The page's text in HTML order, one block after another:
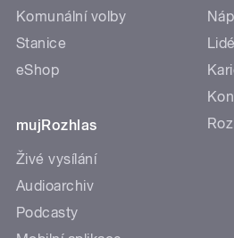
Komunální volby
Stanice
eShop
mujRozhlas
Živé vysílání
Audioarchiv
Podcasty